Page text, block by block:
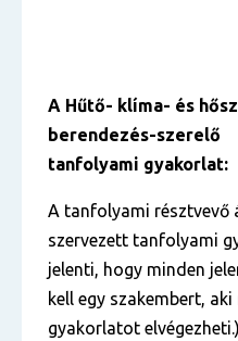
A Hűtő- klíma- és
berendezés-szerelő
tanfolyami gyakorlat:
A tanfolyami résztvevő
szervezett tanfolyami
jelenti, hogy minden
kell egy szakembert,
gyakorlatot